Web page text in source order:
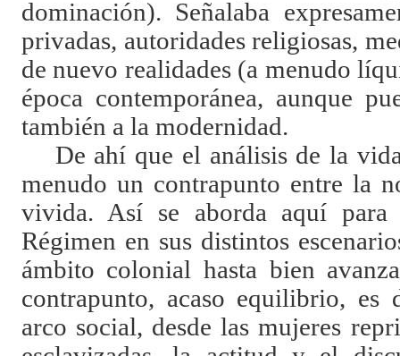
dominación). Señalaba
privadas, autoridades religiosas,
de nuevo realidades (a menudo
época contemporánea, aunque
también a la modernidad.
De ahí que el análisis de la
menudo un contrapunto entre la
vivida. Así se aborda aquí
Régimen en sus distintos
ámbito colonial hasta bien
contrapunto, acaso equilibrio, es
arco social, desde las mujeres